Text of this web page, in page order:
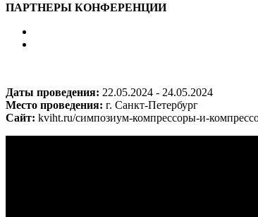
ПАРТНЕРЫ КОНФЕРЕНЦИИ
Даты проведения: 22.05.2024 - 24.05.2024
Место проведения: г. Санкт-Петербург
Сайт: kviht.ru/симпозиум-компрессоры-и-